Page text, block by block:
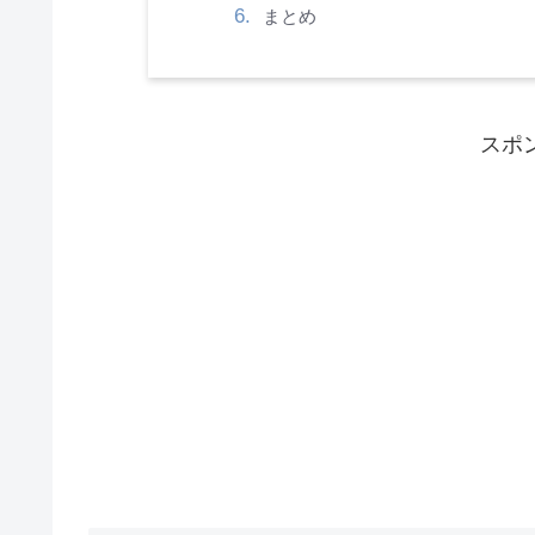
まとめ
スポ